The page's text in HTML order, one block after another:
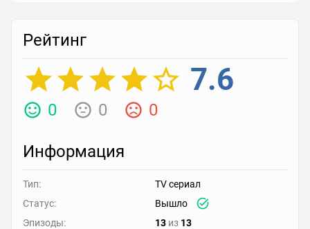
Рейтинг
7.6
0 0 0
Информация
Тип:
TV сериал
Статус:
Вышло
Эпизоды:
13 из 13